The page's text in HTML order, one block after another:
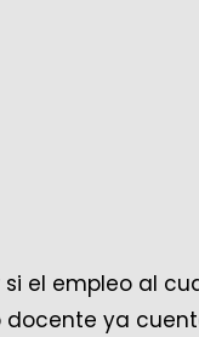
el empleo al
docente ya